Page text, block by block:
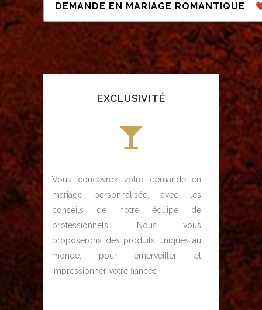
DEMANDE EN MARIAGE ROMANTIQUE
EXCLUSIVITÉ
Vous concevrez votre demande en
mariage personnalisée, avec les
conseils de notre équipe de
professionnels. Nous vous
proposerons des produits uniques au
monde, pour émerveiller et
impressionner votre fiancée.